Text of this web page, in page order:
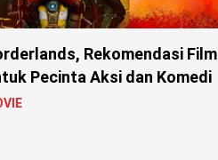
Rekomendasi Film
Pecinta Aksi dan Komedi